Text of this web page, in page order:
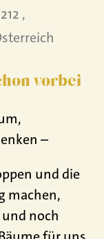
,
vorbei
–
und die
machen,
noch